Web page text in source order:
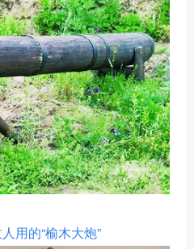
用的“榆木大炮”